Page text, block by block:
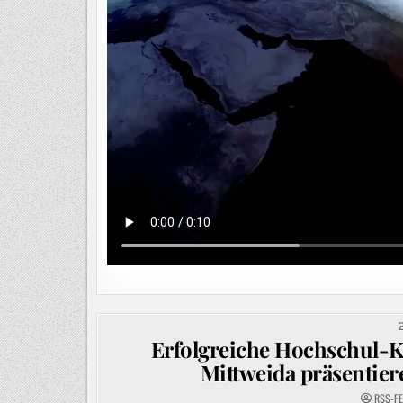
Erfolgreiche Hochschul-
Mittweida
RSS-